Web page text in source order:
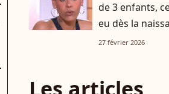
de 3 enfants,
eu dès la
ainée
27 février 2026